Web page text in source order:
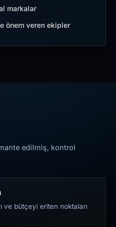
markalar
önem veren ekipler
edilmiş, kontrol
ve bütçeyi eriten noktaları